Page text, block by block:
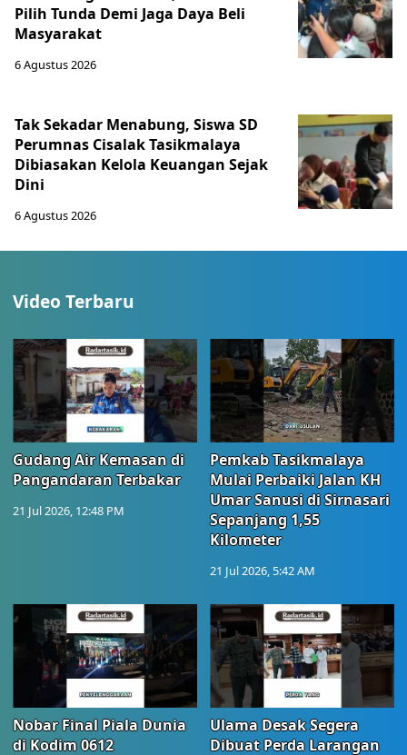
Pilih Tunda Demi Jaga Daya Beli
Masyarakat
6 Agustus 2026
Tak Sekadar Menabung, Siswa SD
Perumnas Cisalak Tasikmalaya
Dibiasakan Kelola Keuangan Sejak
Dini
6 Agustus 2026
Video Terbaru
Gudang Air Kemasan di
Pangandaran Terbakar
21 Jul 2026, 12:48 PM
Pemkab Tasikmalaya
Mulai Perbaiki Jalan KH
Umar Sanusi di Sirnasari
Sepanjang 1,55
Kilometer
21 Jul 2026, 5:42 AM
Nobar Final Piala Dunia
di Kodim 0612
Ulama Desak Segera
Dibuat Perda Larangan